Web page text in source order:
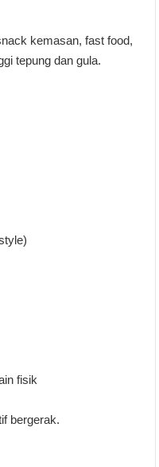
kemasan, fast food,
tepung dan gula.
fisik
bergerak.